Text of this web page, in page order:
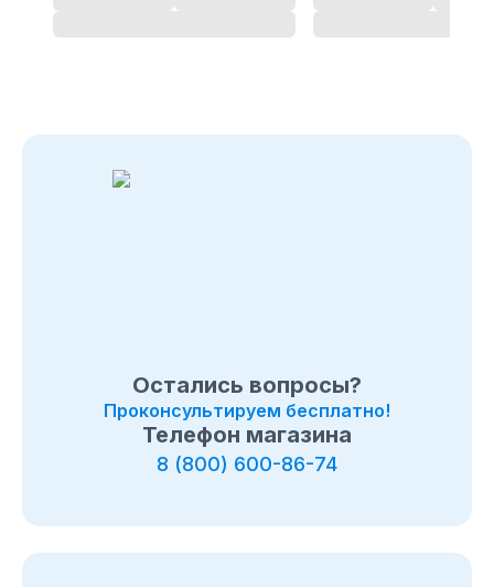
Остались вопросы?
Проконсультируем бесплатно!
Телефон магазина
8 (800) 600-86-74